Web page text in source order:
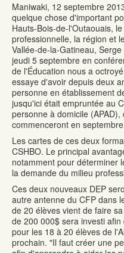
Maniwaki, 12 septembre
quelque chose d'important
Hauts-Bois-de-l'Outaouais,
professionnelle, la région et
Vallée-de-la-Gatineau,
jeudi 5 septembre en
de l'Éducation nous a
essaye d'avoir depuis deux
personne en établissement
jusqu'ici était empruntée au
personne à domicile
commenceront en
Les cartes de ces deux
CSHBO. Le principal
notamment pour déterminer
la demande du milieu
Ces deux nouveaux DEP
autre antenne du CFP dans
de 20 élèves vient de faire
de 200 000$ sera investi
pour les 18 à 20 élèves de
prochain. "Il faut créer une